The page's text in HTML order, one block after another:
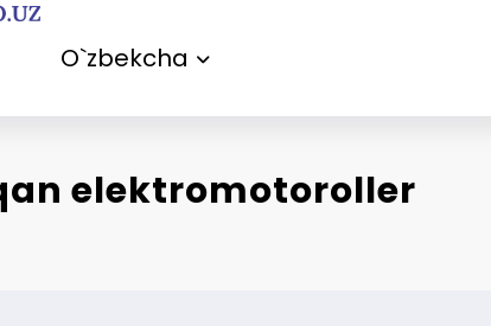
O`zbekcha
elektromotoroller